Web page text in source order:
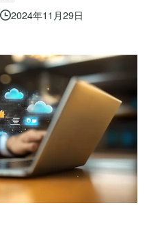
2024年11月29日